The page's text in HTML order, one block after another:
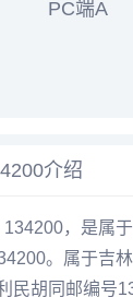
PC端A
介绍
，是属
。属于吉
民胡同邮编号